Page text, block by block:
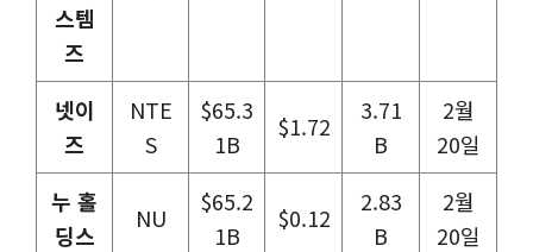
스템
즈
넷이
즈
NTE
S
$65.3
1B
$1.72
3.71
B
2월
20일
누 홀
딩스
NU
$65.2
1B
$0.12
2.83
B
2월
20일